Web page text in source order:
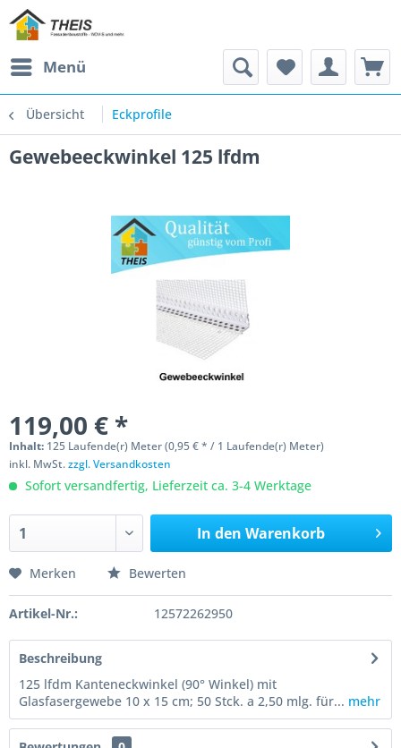
Menü
Übersicht Eckprofile
Gewebeeckwinkel 125 lfdm
119,00 € *
Inhalt: 125 Laufende(r) Meter (0,95 € * / 1 Laufende(r) Meter)
inkl. MwSt.zzgl. Versandkosten
Sofort versandfertig, Lieferzeit ca. 3-4 Werktage
In den Warenkorb
Merken Bewerten
Artikel-Nr.: 12572262950
Beschreibung
125 lfdm Kanteneckwinkel (90° Winkel) mit
Glasfasergewebe 10 x 15 cm; 50 Stck. a 2,50 mlg. für... mehr